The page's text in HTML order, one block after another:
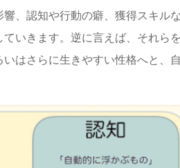
、認知や行動の癖、獲得スキル
いきます。逆に言えば、それら
はさらに生きやすい性格へと、